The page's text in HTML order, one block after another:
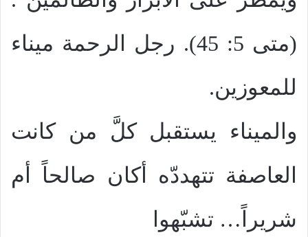
(متى 5: 45). رجل الرحمة ميناء
للمعوزين.
والميناء يستقبل كلَّ من كانت
العاصفة تتهددّه أكان صالحاً أم
شريراً… تشبّهوا